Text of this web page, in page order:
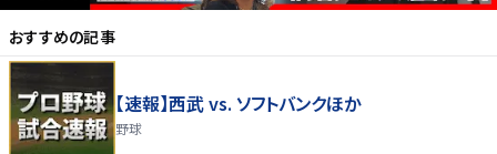
おすすめの記事
【速報】西武 vs. ソフトバンクほか
野球